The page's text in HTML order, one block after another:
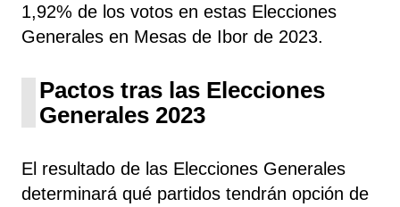
1,92% de los votos en estas Elecciones
Generales en Mesas de Ibor de 2023.
Pactos tras las Elecciones
Generales 2023
El resultado de las Elecciones Generales
determinará qué partidos tendrán opción de